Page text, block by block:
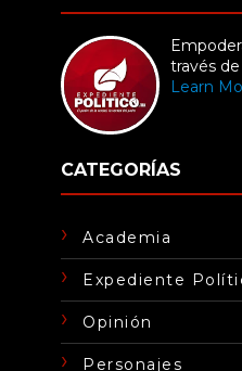
través
Learn
CATEGORÍAS
Academia
Expediente
Opinión
Personajes